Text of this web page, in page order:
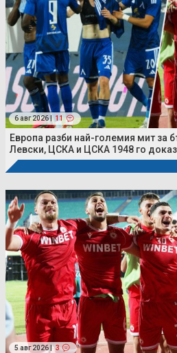
6 авг 2026 | 11
Европа разби най-големия мит за
Левски, ЦСКА и ЦСКА 1948 го
5 авг 2026 | 3